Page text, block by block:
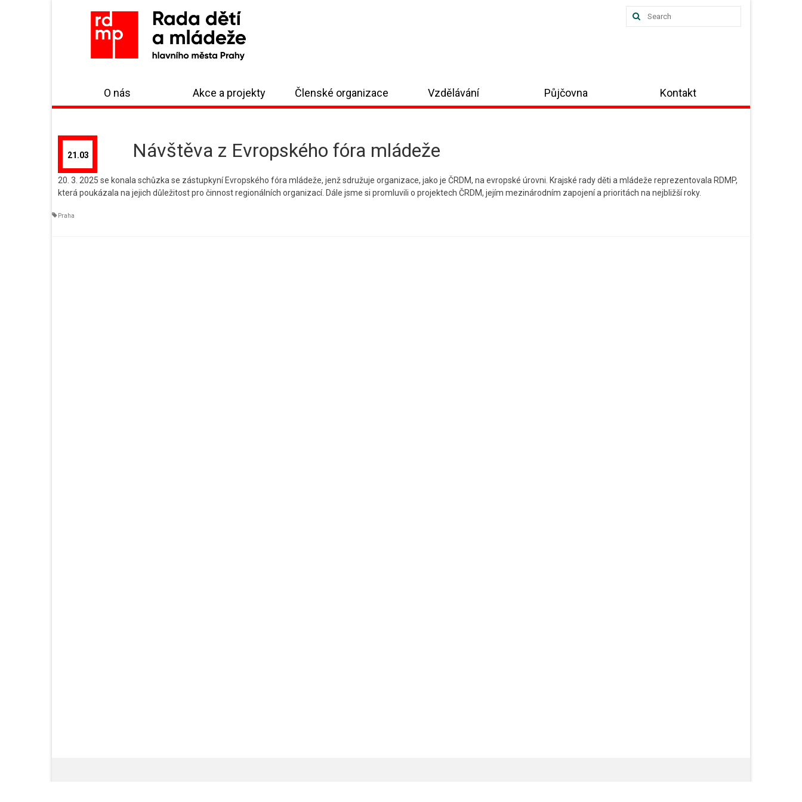
Search
O nás Akce a projekty Členské organizace Vzdělávání Půjčovna Kontakt
21.03 Návštěva z Evropského fóra mládeže
20. 3. 2025 se konala schůzka se zástupkyní Evropského fóra mládeže, jenž sdružuje organizace, jako je ČRDM, na evropské úrovni. Krajské rady děti a mládeže reprezentovala RDMP,
která poukázala na jejich důležitost pro činnost regionálních organizací. Dále jsme si promluvili o projektech ČRDM, jejím mezinárodním zapojení a prioritách na nejbližší roky.
Praha